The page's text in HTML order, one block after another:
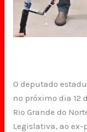
O deputado
no próximo dia 12
Rio Grande do
Legislativa, ao